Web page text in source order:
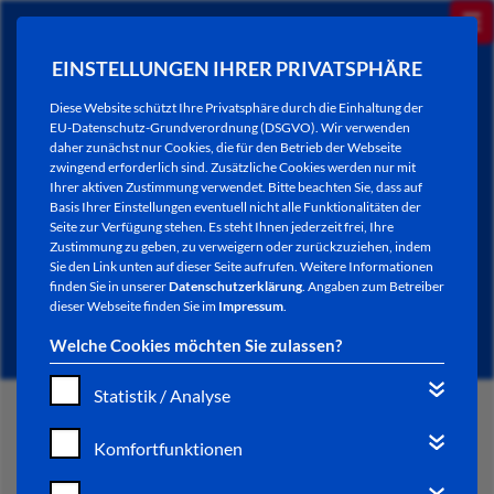
EINSTELLUNGEN IHRER PRIVATSPHÄRE
Diese Website schützt Ihre Privatsphäre durch die Einhaltung der
EU-Datenschutz-Grundverordnung (DSGVO). Wir verwenden
daher zunächst nur Cookies, die für den Betrieb der Webseite
zwingend erforderlich sind. Zusätzliche Cookies werden nur mit
Ihrer aktiven Zustimmung verwendet. Bitte beachten Sie, dass auf
Basis Ihrer Einstellungen eventuell nicht alle Funktionalitäten der
Seite zur Verfügung stehen. Es steht Ihnen jederzeit frei, Ihre
Zustimmung zu geben, zu verweigern oder zurückzuziehen, indem
Sie den Link unten auf dieser Seite aufrufen. Weitere Informationen
finden Sie in unsererDatenschutzerklärung. Angaben zum Betreiber
dieser Webseite finden Sie im Impressum.
Welche Cookies möchten Sie zulassen?
Statistik / Analyse
Komfortfunktionen
NEWSLETTER / CITY LETTER
START